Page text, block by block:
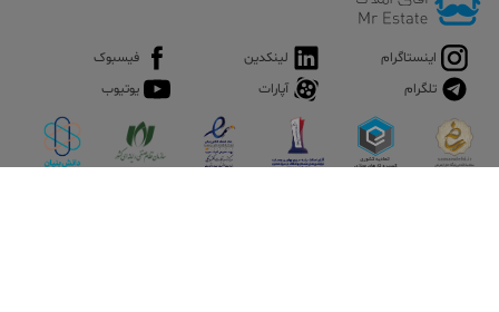
اینستاگرام لینکدین
فیسبوک
تلگرام
آپارات یوتیوب